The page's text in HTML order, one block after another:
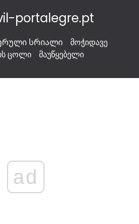
portalegre.pt
სრიალი
მოჭიდავე
ცოლი
მაუწყებელი
ad